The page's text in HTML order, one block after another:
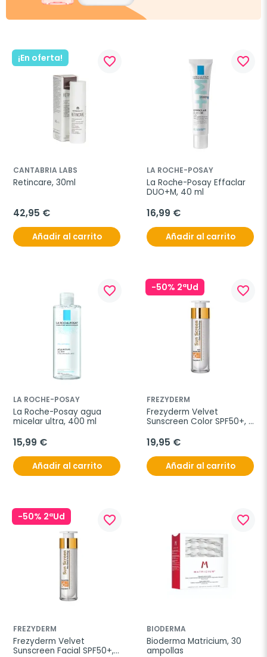
¡En oferta! favorite_border
CANTABRIA LABS
Retincare, 30ml
42,95 €
Añadir al carrito
favorite_border
LA ROCHE-POSAY
La Roche-Posay Effaclar
DUO+M, 40 ml
16,99 €
Añadir al carrito
favorite_border
LA ROCHE-POSAY
La Roche-Posay agua
micelar ultra, 400 ml
15,99 €
Añadir al carrito
-50% 2ªUd favorite_border
FREZYDERM
Frezyderm Velvet
Sunscreen Color SPF50+,
19,95 €
Añadir al carrito
-50% 2ªUd favorite_border
FREZYDERM
Frezyderm Velvet
Sunscreen Facial SPF50+,
favorite_border
BIODERMA
Bioderma Matricium, 30
ampollas